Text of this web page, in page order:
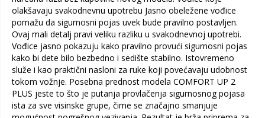
olakšavaju svakodnevnu upotrebu Jasno obeležene vođice
pomažu da sigurnosni pojas uvek bude pravilno postavljen.
Ovaj mali detalj pravi veliku razliku u svakodnevnoj upotrebi.
Vođice jasno pokazuju kako pravilno provući sigurnosni pojas
kako bi dete bilo bezbedno i sedište stabilno. Istovremeno
služe i kao praktični nasloni za ruke koji povećavaju udobnost
tokom vožnje. Posebna prednost modela COMFORT UP 2
PLUS jeste to što je putanja provlačenja sigurnosnog pojasa
ista za sve visinske grupe, čime se značajno smanjuje